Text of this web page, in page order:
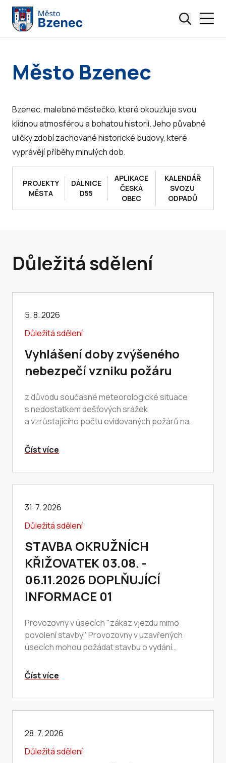
Město Bzenec
Bzenec, malebné městečko, které okouzluje svou
klidnou atmosférou a bohatou historií. Jeho půvabné
uličky zdobí zachované historické budovy, které
vyprávějí příběhy minulých dob.
PROJEKTY
MĚSTA
DÁLNICE
D55
APLIKACE
ČESKÁ
OBEC
KALENDÁŘ
SVOZU
ODPADŮ
Důležitá sdělení
5. 8. 2026
Důležitá sdělení
Vyhlášení doby zvýšeného
nebezpečí vzniku požáru
z důvodu současné meteorologické situace
s nedostatkem dešťových srážek
a vzrůstajícího počtu evidovaných požárů na
zvýšeného nebezpečí…
Číst více
31. 7. 2026
Důležitá sdělení
STAVBA OKRUŽNÍCH
KŘIŽOVATEK 03.08. -
06.11.2026 DOPLŇUJÍCÍ
INFORMACE 01
Provozovny v úsecích "zákaz vjezdu mimo
povolení stavby" Provozovny v uzavřených
úsecích mohou požádat stavbu o vydání
Žádosti se…
Číst více
28. 7. 2026
Důležitá sdělení